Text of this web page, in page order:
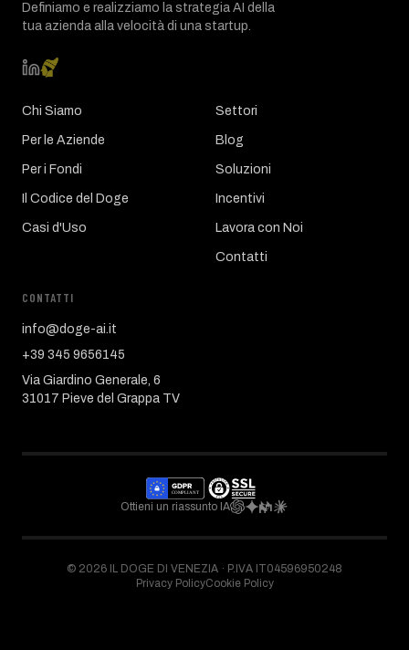
Definiamo e realizziamo la strategia AI della
tua azienda alla velocità di una startup.
Chi Siamo
Per le Aziende
Per i Fondi
Il Codice del Doge
Casi d'Uso
Settori
Blog
Soluzioni
Incentivi
Lavora con Noi
Contatti
CONTATTI
info@doge-ai.it
+39 345 9656145
Via Giardino Generale, 6
31017 Pieve del Grappa TV
Ottieni un riassunto IA
© 2026 IL DOGE DI VENEZIA · P.IVA IT04596950248
Privacy PolicyCookie Policy